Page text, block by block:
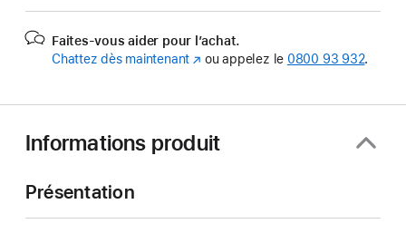
Faites-vous aider pour l’achat.
Chattez dès maintenant (s’ouvre
ou appelez le 0800 93 932.
Informations produit
Présentation